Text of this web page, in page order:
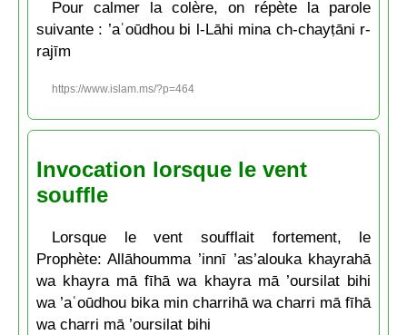
Pour calmer la colère, on répète la parole
suivante : ’aʿoūdhou bi l-Lāhi mina ch-chayṭāni r-
rajīm
https://www.islam.ms/?p=464
Invocation lorsque le vent
souffle
Lorsque le vent soufflait fortement, le
Prophète: Allāhoumma ’innī ’as’alouka khayrahā
wa khayra mā fīhā wa khayra mā ’oursilat bihi
wa ’aʿoūdhou bika min charrihā wa charri mā fīhā
wa charri mā ’oursilat bihi